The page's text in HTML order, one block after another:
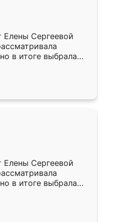
Елены Сергеевой
в итоге выбрала
условия, потом
спокойно объяснил
в срок, с
Качеством осталась
так, как и ожидала.
Елены Сергеевой
в итоге выбрала
условия, потом
спокойно объяснил
в срок, с